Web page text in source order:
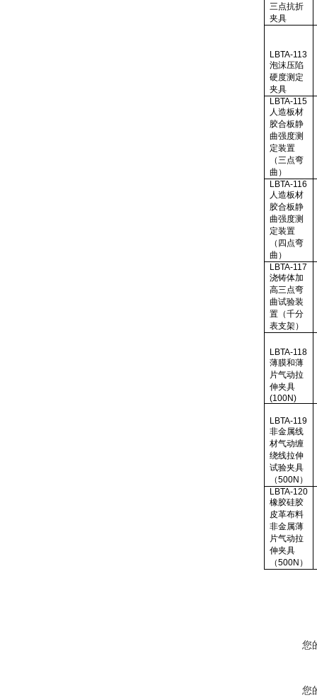
三点抗折
夹具
LBTA-113
泡沫压陷
硬度测定
夹具
LBTA-115
人造板材
胶合板静
曲强度测
定装置
（三点弯
曲）
LBTA-116
人造板材
胶合板静
曲强度测
定装置
（四点弯
曲）
LBTA-117
浇铸体加
高三点弯
曲试验装
置（千分
表支架）
LBTA-118
薄膜和薄
片气动拉
伸夹具
(100N)
LBTA-119
非金属线
材气动缠
绕线拉伸
试验夹具
（500N ）
LBTA-120
橡胶硅胶
皮革布料
非金属薄
片气动拉
伸夹具
（500N ）
您
您